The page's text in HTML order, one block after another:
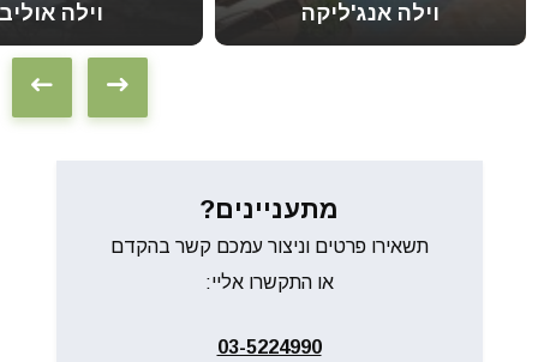
וילה אנג'ליקה וילה
מתעניינים?
תשאירו פרטים וניצור עמכם קשר בהקדם
או התקשרו אליי:
03-5224990